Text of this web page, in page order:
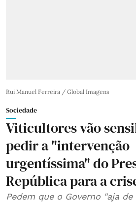
Rui Manuel Ferreira / Global Imagens
Sociedade
Viticultores vão
pedir a "intervenção
urgentíssima" do
República para a
Pedem que o Governo "aja